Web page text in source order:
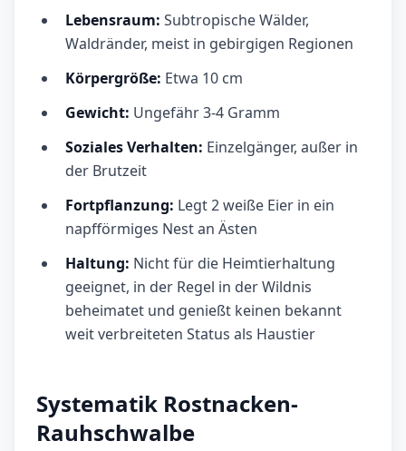
Lebensraum: Subtropische Wälder,
Waldränder, meist in gebirgigen Regionen
Körpergröße: Etwa 10 cm
Gewicht: Ungefähr 3-4 Gramm
Soziales Verhalten: Einzelgänger, außer in
der Brutzeit
Fortpflanzung: Legt 2 weiße Eier in ein
napfförmiges Nest an Ästen
Haltung: Nicht für die Heimtierhaltung
geeignet, in der Regel in der Wildnis
beheimatet und genießt keinen bekannt
weit verbreiteten Status als Haustier
Systematik Rostnacken-
Rauhschwalbe